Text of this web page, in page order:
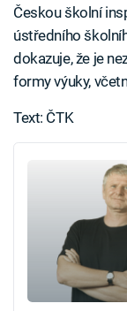
Českou školní
ústředního
dokazuje, že je
formy výuky,
Text: ČTK